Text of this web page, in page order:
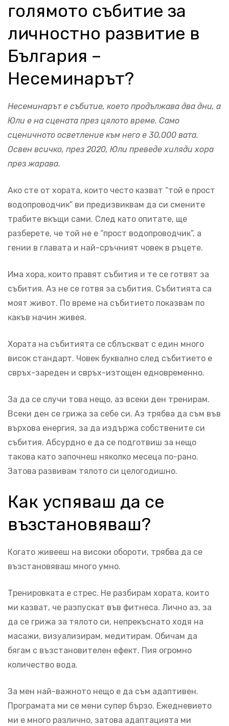
голямото събитие за
личностно развитие в
България –
Несеминарът?
Несеминарът е събитие, което продължава два дни, а
Юли е на сцената през цялото време. Само
сценичното осветление към него е 30,000 вата.
Освен всичко, през 2020, Юли преведе хиляди хора
през жарава.
Ако сте от хората, които често казват “той е прост
водопроводчик” ви предизвиквам да си смените
трабите вкъщи сами. След като опитате, ще
разберете, че той не е “прост водопроводчик”, а
гении в главата и най-сръчният човек в ръцете.
Има хора, които правят събития и те се готвят за
събития. Аз не се готвя за събития. Събитията са
моят живот. По време на събитието показвам по
какъв начин живея.
Хората на събитията се сблъскват с един много
висок стандарт. Човек буквално след събитието е
свръх-зареден и свръх-изтощен едновременно.
За да се случи това нещо, аз всеки ден тренирам.
Всеки ден се грижа за себе си. Аз трябва да съм във
върхова енергия, за да издържа собствените си
събития. Абсурдно е да се подготвиш за нещо
такова като започнеш няколко месеца по-рано.
Затова развивам тялото си целогодишно.
Как успяваш да се
възстановяваш?
Когато живееш на високи обороти, трябва да се
възстановяваш много умно.
Тренировката е стрес. Не разбирам хората, които
ми казват, че разпускат във фитнеса. Лично аз, за
да се грижа за тялото си, непрекъснато ходя на
масажи, визуализирам, медитирам. Обичам да
бягам с възстановителен ефект. Пия огромно
количество вода.
За мен най-важното нещо е да съм адаптивен.
Програмата ми се мени супер бързо. Ежедневието
ми е много различно, затова адаптацията ми